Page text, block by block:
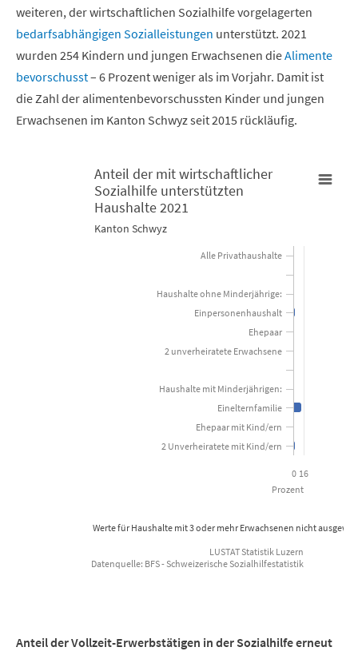
weiteren, der wirtschaftlichen Sozialhilfe vorgelagerten
bedarfsabhängigen Sozialleistungen unterstützt. 2021
wurden 254 Kindern und jungen Erwachsenen dieAlimente
bevorschusst– 6 Prozent weniger als im Vorjahr. Damit ist
die Zahl der alimentenbevorschussten Kinder und jungen
Erwachsenen im Kanton Schwyz seit 2015 rückläufig.
Anteil der mit wirtschaftlicher Sozialhilfe unterstützten
View as data table, Anteil der mit wirtschaftlicher
The chart has 1 Y axis displaying Prozent. Data ranges from 0.2
Werte für Haushalte mit 3 oder mehr Erwachsenen nicht
Prozent
Anteil der mit wirtschaftlicher
Sozialhilfe unterstützten
Haushalte 2021
Kanton Schwyz
0 16
2 Unverheiratete mit Kind/ern
Ehepaar mit Kind/ern
Einelternfamilie
Haushalte mit Minderjährigen:
2 unverheiratete Erwachsene
Ehepaar
Einpersonenhaushalt
Haushalte ohne Minderjährige:
Alle Privathaushalte
LUSTAT Statistik Luzern
Datenquelle: BFS - Schweizerische Sozialhilfestatistik
Anteil der Vollzeit-Erwerbstätigen in der Sozialhilfe erneut